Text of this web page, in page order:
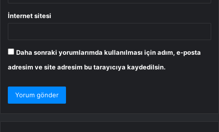
İnternet sitesi
Daha sonraki yorumlarımda kullanılması için adım, e-posta
adresim ve site adresim bu tarayıcıya kaydedilsin.